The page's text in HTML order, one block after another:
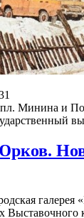
Минина и
галерея